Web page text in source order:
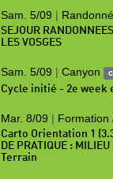
Sam. 5/09 |
SEJOUR
LES VOSGES
Sam. 5/09 | Canyon
Cycle initié - 2e week
Mar. 8/09 | Formation
Carto Orientation 1
DE PRATIQUE :
Terrain